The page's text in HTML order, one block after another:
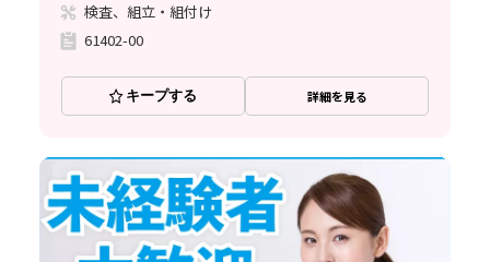
検査、組立・組付け
61402-00
キープする 詳細を見る